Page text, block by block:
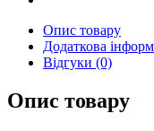
Опис товару
Додаткова
Відгуки (0)
Опис товару